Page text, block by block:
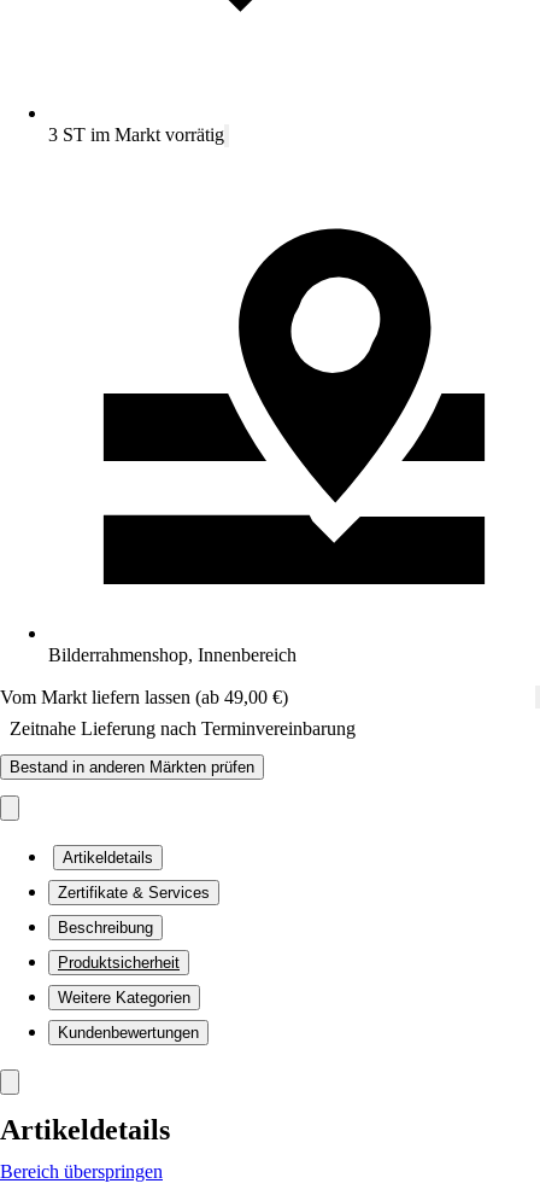
3 ST im Markt vorrätig
Bilderrahmenshop, Innenbereich
Vom Markt liefern lassen (ab 49,00 €)
Zeitnahe Lieferung nach Terminvereinbarung
Bestand in anderen Märkten prüfen
Artikeldetails
Zertifikate & Services
Beschreibung
Produktsicherheit
Weitere Kategorien
Kundenbewertungen
Artikeldetails
Bereich überspringen